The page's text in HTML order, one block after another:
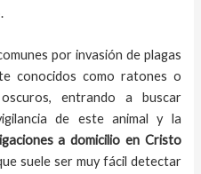
por invasión de plagas
conocidos como ratones o
entrando a buscar
de este animal y la
a domicilio en Cristo
suele ser muy fácil detectar